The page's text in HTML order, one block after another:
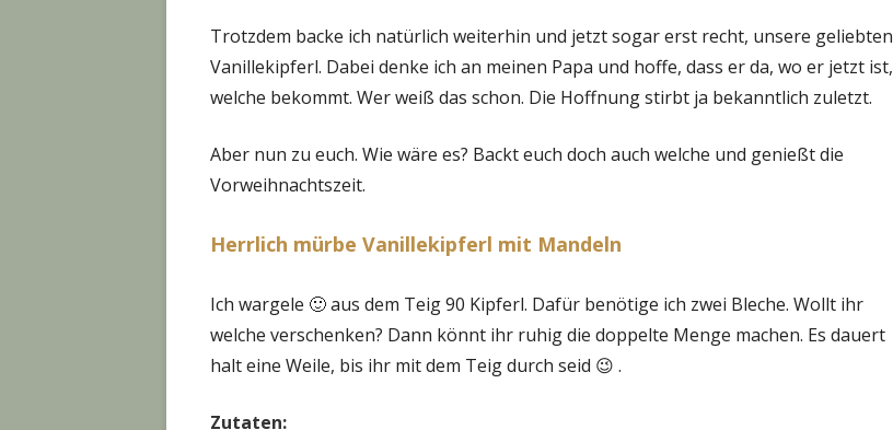
Trotzdem backe ich natürlich weiterhin und jetzt sogar erst recht, unsere geliebten
Vanillekipferl. Dabei denke ich an meinen Papa und hoffe, dass er da, wo er jetzt ist,
welche bekommt. Wer weiß das schon. Die Hoffnung stirbt ja bekanntlich zuletzt.
Aber nun zu euch. Wie wäre es? Backt euch doch auch welche und genießt die
Vorweihnachtszeit.
Herrlich mürbe Vanillekipferl mit Mandeln
Ich wargele 🙂 aus dem Teig 90 Kipferl. Dafür benötige ich zwei Bleche. Wollt ihr
welche verschenken? Dann könnt ihr ruhig die doppelte Menge machen. Es dauert
halt eine Weile, bis ihr mit dem Teig durch seid 😉 .
Zutaten: